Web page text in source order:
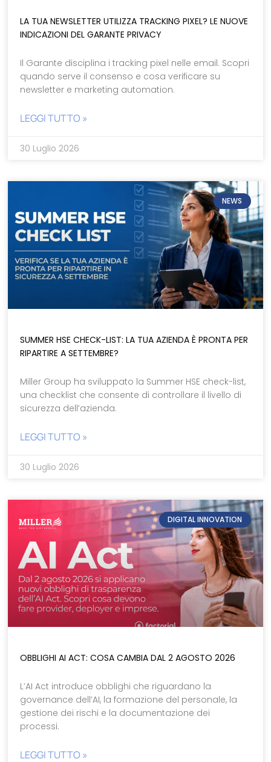
LA TUA NEWSLETTER UTILIZZA TRACKING PIXEL? LE NUOVE
INDICAZIONI DEL GARANTE PRIVACY
Il Garante disciplina i tracking pixel nelle email. Scopri
quando serve il consenso e cosa verificare su
newsletter e marketing automation.
LEGGI TUTTO »
30 Luglio 2026
NEWS
SUMMER HSE CHECK-LIST: LA TUA AZIENDA È PRONTA PER
RIPARTIRE A SETTEMBRE?
Miller Group ha sviluppato la Summer HSE check-list,
una checklist che consente di controllare il livello di
sicurezza dell’azienda.
LEGGI TUTTO »
30 Luglio 2026
DIGITAL INNOVATION
OBBLIGHI AI ACT: COSA CAMBIA DAL 2 AGOSTO 2026
L’AI Act introduce obblighi che riguardano la
governance dell’AI, la formazione del personale, la
gestione dei rischi e la documentazione dei
processi.
LEGGI TUTTO »